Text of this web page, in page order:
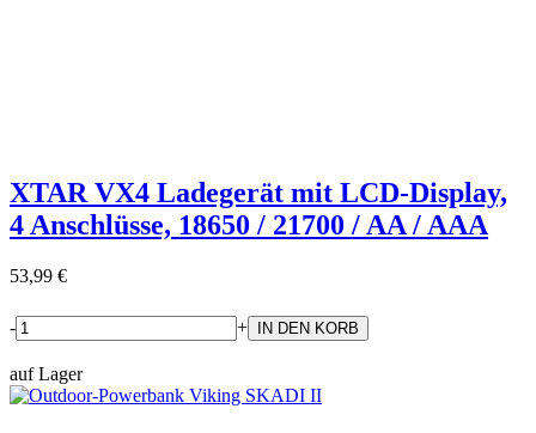
XTAR VX4 Ladegerät mit LCD-Display,
4 Anschlüsse, 18650 / 21700 / AA / AAA
53,99 €
- +
auf Lager